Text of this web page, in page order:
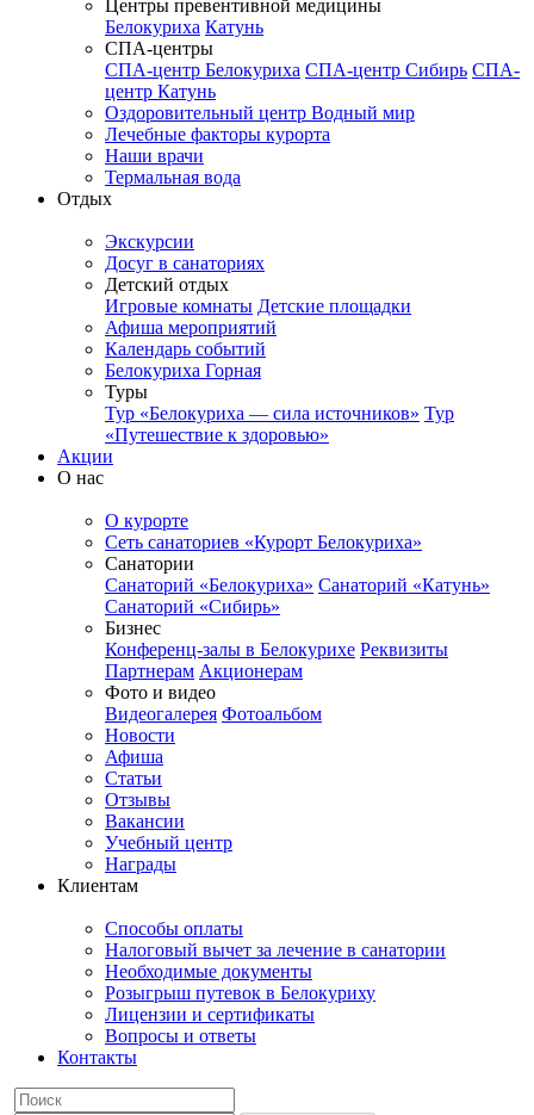
Центры превентивной медицины
Белокуриха Катунь
СПА-центры
СПА-центр Белокуриха СПА-центр Сибирь СПА-
центр Катунь
Оздоровительный центр Водный мир
Лечебные факторы курорта
Наши врачи
Термальная вода
Отдых
Экскурсии
Досуг в санаториях
Детский отдых
Игровые комнаты Детские площадки
Афиша мероприятий
Календарь событий
Белокуриха Горная
Туры
Тур «Белокуриха — сила источников» Тур
«Путешествие к здоровью»
Акции
О нас
О курорте
Сеть санаториев «Курорт Белокуриха»
Санатории
Санаторий «Белокуриха» Санаторий «Катунь»
Санаторий «Сибирь»
Бизнес
Конференц-залы в Белокурихе Реквизиты
Партнерам Акционерам
Фото и видео
Видеогалерея Фотоальбом
Новости
Афиша
Статьи
Отзывы
Вакансии
Учебный центр
Награды
Клиентам
Способы оплаты
Налоговый вычет за лечение в санатории
Необходимые документы
Розыгрыш путевок в Белокуриху
Лицензии и сертификаты
Вопросы и ответы
Контакты